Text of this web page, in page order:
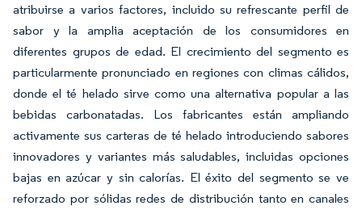
atribuirse a varios factores, incluido su refrescante perfil de
sabor y la amplia aceptación de los consumidores en
diferentes grupos de edad. El crecimiento del segmento es
particularmente pronunciado en regiones con climas cálidos,
donde el té helado sirve como una alternativa popular a las
bebidas carbonatadas. Los fabricantes están ampliando
activamente sus carteras de té helado introduciendo sabores
innovadores y variantes más saludables, incluidas opciones
bajas en azúcar y sin calorías. El éxito del segmento se ve
reforzado por sólidas redes de distribución tanto en canales